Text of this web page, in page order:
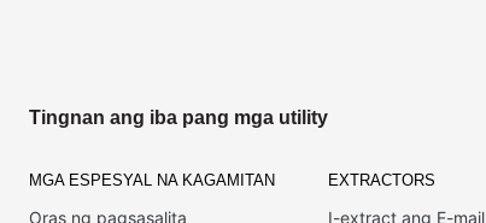
Tingnan ang iba pang mga utility
MGA ESPESYAL NA KAGAMITAN
Oras ng pagsasalita
EXTRACTORS
I-extract ang E-mail